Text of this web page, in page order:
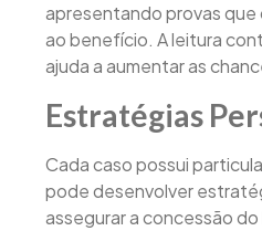
apresentando provas
ao benefício. A leitura
ajuda a aumentar as
Estratégias
Cada caso possui
pode desenvolver
assegurar a concessão